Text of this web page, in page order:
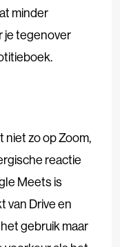
minder
je tegenover
zo op Zoom,
reactie
Meets is
van Drive en
gebruik maar